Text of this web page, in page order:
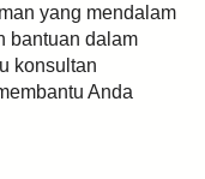
yang mendalam
bantuan dalam
konsultan
Anda